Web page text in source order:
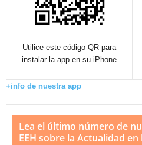
Utilice este código QR para
instalar la app en su iPhone
+info de nuestra app
Lea el último número de
EEH sobre la Actualidad